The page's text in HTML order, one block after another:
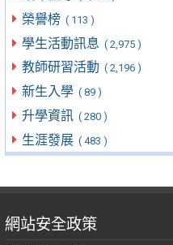
榮譽榜 ( 113 )
學生活動訊息 ( 2,975 )
教師研習活動 ( 2,196 )
新生入學 ( 89 )
升學資訊 ( 280 )
生涯發展 ( 483 )
網站安全政策